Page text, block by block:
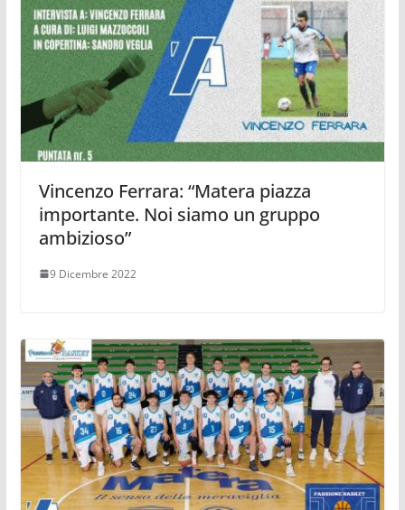
Vincenzo Ferrara: “Matera piazza
importante. Noi siamo un gruppo
ambizioso”
9 Dicembre 2022